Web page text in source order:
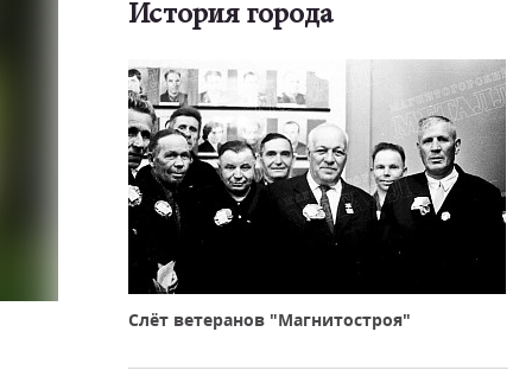
История города
Слёт ветеранов "Магнитостроя"